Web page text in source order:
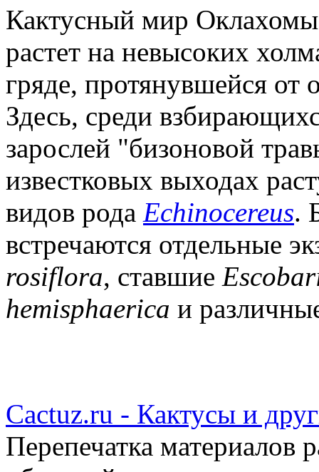
Кактусный мир
растет на невысоких
гряде, протянувшейся от
Здесь, среди
зарослей "бизоновой
известковых выходах
видов рода Echinocereus.
встречаются отдельные
rosiflora, ставшие
hemisphaerica и
Cactuz.ru - Кактусы и
Перепечатка материалов